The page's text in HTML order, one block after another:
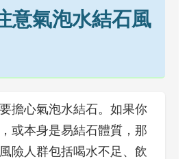
意氣泡水結石風
擔心氣泡水結石。如果你
或本身是易結石體質，那
險人群包括喝水不足、飲